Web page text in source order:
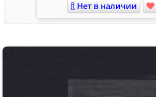
Нет в наличии